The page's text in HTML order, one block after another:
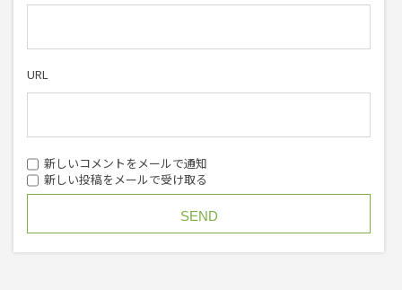
URL
新しいコメントをメールで通知
新しい投稿をメールで受け取る